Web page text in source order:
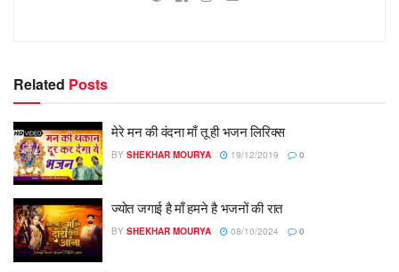
Related Posts
मेरे मन की वंदना माँ तू ही भजन लिरिक्स
BY SHEKHAR MOURYA 19/12/2019 0
ज्योत जगाई है माँ हमने है भजनों की रात
BY SHEKHAR MOURYA 08/10/2024 0